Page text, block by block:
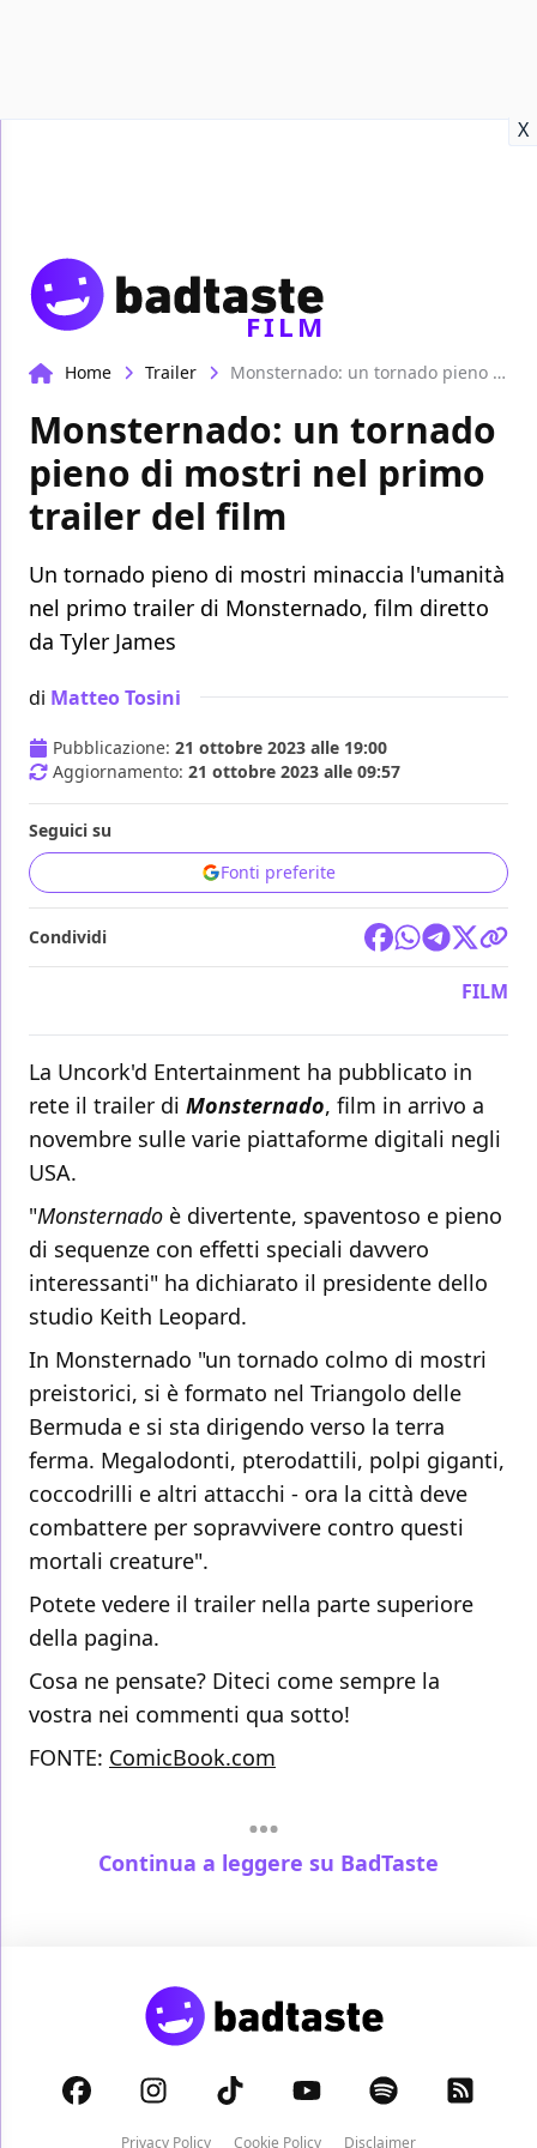
X
FILM
Home Trailer Monsternado: un tornado pieno di mostri nel primo trailer del film
Monsternado: un tornado
pieno di mostri nel primo
trailer del film
Un tornado pieno di mostri minaccia l'umanità
nel primo trailer di Monsternado, film diretto
da Tyler James
di Matteo Tosini
Pubblicazione: 21 ottobre 2023 alle 19:00
Aggiornamento: 21 ottobre 2023 alle 09:57
Seguici su
Fonti preferite
Condividi
FILM
La Uncork'd Entertainment ha pubblicato in
rete il trailer di Monsternado, film in arrivo a
novembre sulle varie piattaforme digitali negli
USA.
"Monsternado è divertente, spaventoso e pieno
di sequenze con effetti speciali davvero
interessanti" ha dichiarato il presidente dello
studio Keith Leopard.
In Monsternado "un tornado colmo di mostri
preistorici, si è formato nel Triangolo delle
Bermuda e si sta dirigendo verso la terra
ferma. Megalodonti, pterodattili, polpi giganti,
coccodrilli e altri attacchi - ora la città deve
combattere per sopravvivere contro questi
mortali creature".
Potete vedere il trailer nella parte superiore
della pagina.
Cosa ne pensate? Diteci come sempre la
vostra nei commenti qua sotto!
FONTE: ComicBook.com
Continua a leggere su BadTaste
Privacy Policy Cookie Policy Disclaimer